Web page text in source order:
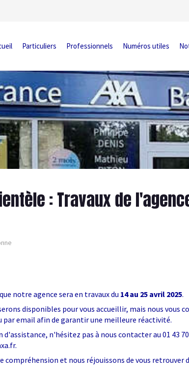
Particuliers Professionnels Numéros utiles
: Travaux de
notre agence sera en travaux du 14 au 25 avril 2025.
disponibles pour vous accueillir, mais nous vous
email afin de garantir une meilleure réactivité.
n'hésitez pas à nous contacter au 01 43
compréhension et nous réjouissons de vous retrouver